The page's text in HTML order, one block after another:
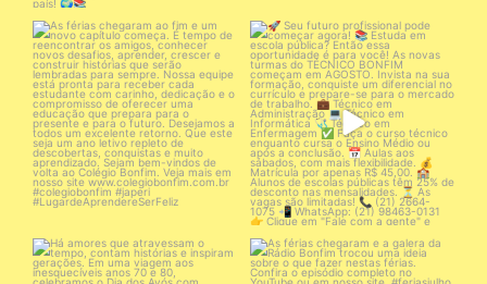
As férias chegaram ao fim e um
novo capítulo...
18 0
🚀 Seu futuro profissional pode
começar agora!
...
37 0
Há amores que atravessam o
tempo, contam histórias
As férias chegaram e a galera da
Rádio Bonfim...